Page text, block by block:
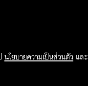
นโยบายความเป็นส่วนตัว และ